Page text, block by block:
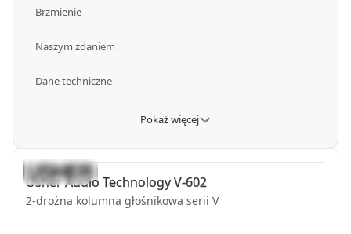
Brzmienie
Naszym zdaniem
Dane techniczne
Pokaż więcej
Usher Audio TechnologyV-602
2-drożna kolumna głośnikowa serii V